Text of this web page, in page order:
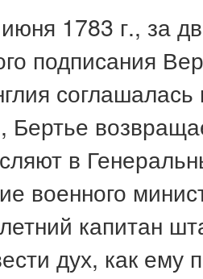
1783 г., за
подписания
Бертье
в
военного
капитан
дух, как ему